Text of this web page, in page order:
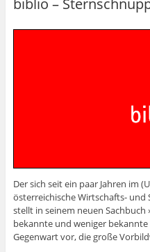
biblio –
Der sich seit ein paar Jahren im
österreichische Wirtschafts- und
stellt in seinem neuen
bekannte und weniger
Gegenwart vor, die große